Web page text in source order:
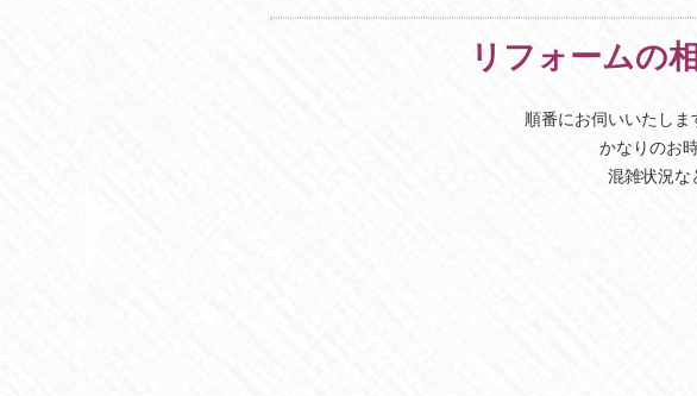
リフォームの
順番にお伺いいたし
かなりのお
混雑状況な